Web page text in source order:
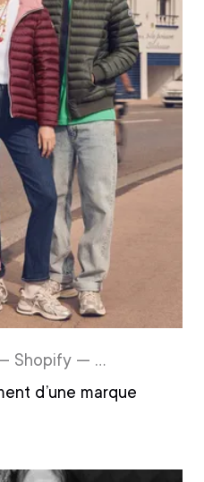
E-commerce — Shopify — UX/UI Design — Développement
d’une marque